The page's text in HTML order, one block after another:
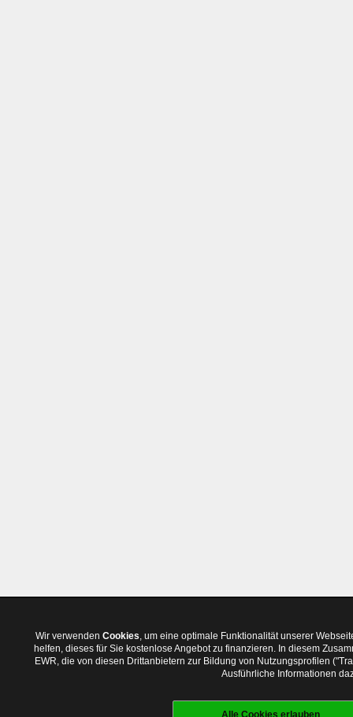
Wir verwenden Cookies, um eine optimale Funktionalität unserer
helfen, dieses für Sie kostenlose Angebot zu finanzieren. In diesem
EWR, die von diesen Drittanbietern zur Bildung von Nutzungsprofilen
Ausführliche Informationen
Alle Cookies erlauben